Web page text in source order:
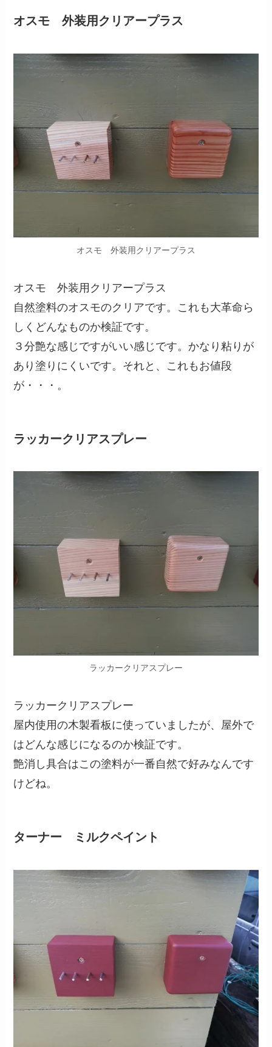
オスモ 外装用クリアープラス
オスモ 外装用クリアープラス
オスモ 外装用クリアープラス
自然塗料のオスモのクリアです。これも大革命ら
しくどんなものか検証です。
３分艶な感じですがいい感じです。かなり粘りが
あり塗りにくいです。それと、これもお値段
が・・・。
ラッカークリアスプレー
ラッカークリアスプレー
ラッカークリアスプレー
屋内使用の木製看板に使っていましたが、屋外で
はどんな感じになるのか検証です。
艶消し具合はこの塗料が一番自然で好みなんです
けどね。
ターナー ミルクペイント